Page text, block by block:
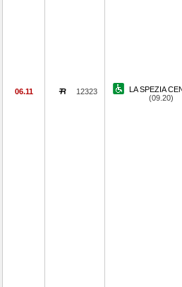
06.11 12323
LA SPEZIA
(09.20)